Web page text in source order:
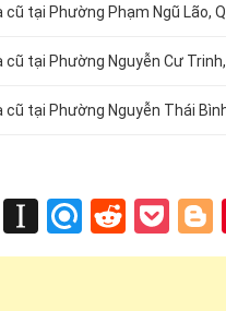
tại Phường Phạm Ngũ Lão,
tại Phường Nguyễn Cư Trinh,
tại Phường Nguyễn Thái
Tumblr
Instapaper
RefindReddit